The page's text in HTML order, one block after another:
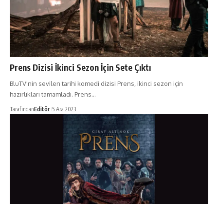
Prens Dizisi İkinci Sezon İçin Sete Çıktı
BluTV'nin sevilen tarihi komedi dizisi Prens, ikinci sezon için
hazırlıkları tamamladı. Prens…
TarafındanEditör 5 Ara 2023